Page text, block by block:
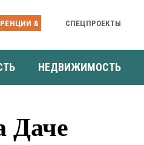
& СПЕЦПРОЕКТЫ
НЕДВИЖИМОСТЬ
Даче